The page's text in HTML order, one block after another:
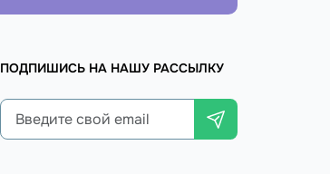
ПОДПИШИСЬ НА НАШУ РАССЫЛКУ